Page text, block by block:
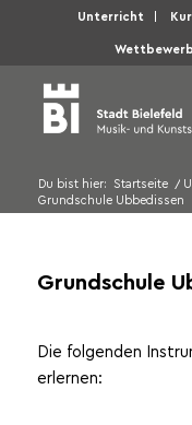
Unterricht
Du bist hier: Startseite /
Grundschule Ubbedissen
Grundschule
Die folgenden
erlernen: